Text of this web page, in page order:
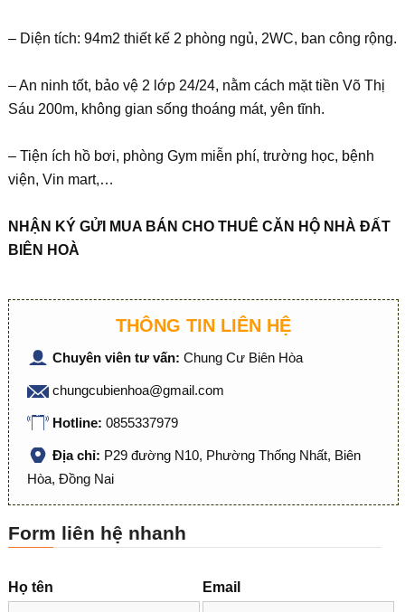
– Diện tích: 94m2 thiết kế 2 phòng ngủ, 2WC, ban công rộng.
– An ninh tốt, bảo vệ 2 lớp 24/24, nằm cách mặt tiền Võ Thị
Sáu 200m, không gian sống thoáng mát, yên tĩnh.
– Tiện ích hồ bơi, phòng Gym miễn phí, trường học, bệnh
viện, Vin mart,…
NHẬN KÝ GỬI MUA BÁN CHO THUÊ CĂN HỘ NHÀ ĐẤT
BIÊN HOÀ
THÔNG TIN LIÊN HỆ
Chuyên viên tư vấn: Chung Cư Biên Hòa
chungcubienhoa@gmail.com
Hotline: 0855337979
Địa chỉ: P29 đường N10, Phường Thống Nhất, Biên
Hòa, Đồng Nai
Form liên hệ nhanh
Họ tên Email